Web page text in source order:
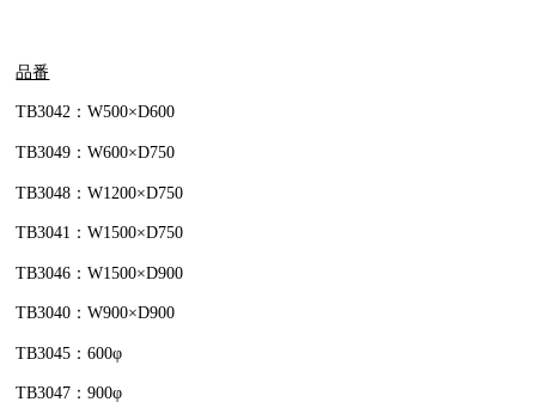
品番
TB3042：W500×D600
TB3049：W600×D750
TB3048：W1200×D750
TB3041：W1500×D750
TB3046：W1500×D900
TB3040：W900×D900
TB3045：600φ
TB3047：900φ